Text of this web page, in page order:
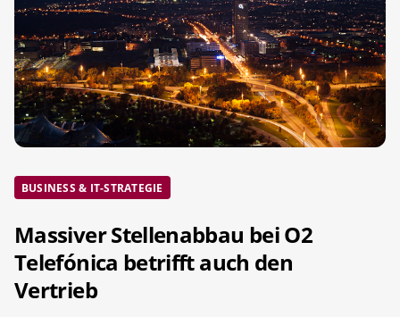
BUSINESS & IT-STRATEGIE
Massiver Stellenabbau bei O2
Telefónica betrifft auch den
Vertrieb